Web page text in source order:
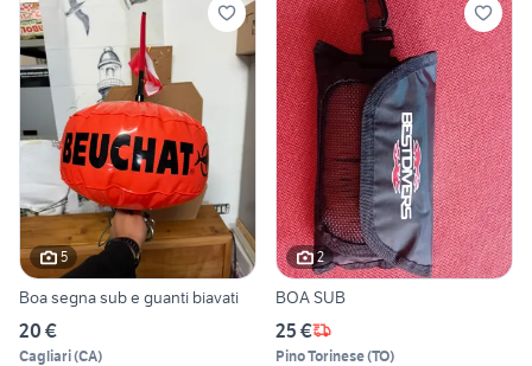
5
Boa segna sub e guanti biavati
20 €
Cagliari(CA)
2
BOA SUB
25 €
Pino Torinese(TO)